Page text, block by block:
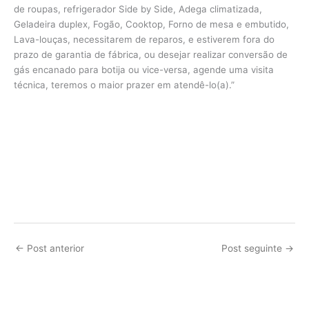
de roupas, refrigerador Side by Side, Adega climatizada,
Geladeira duplex, Fogão, Cooktop, Forno de mesa e embutido,
Lava-louças, necessitarem de reparos, e estiverem fora do
prazo de garantia de fábrica, ou desejar realizar conversão de
gás encanado para botija ou vice-versa, agende uma visita
técnica, teremos o maior prazer em atendê-lo(a).”
← Post anterior Post seguinte →